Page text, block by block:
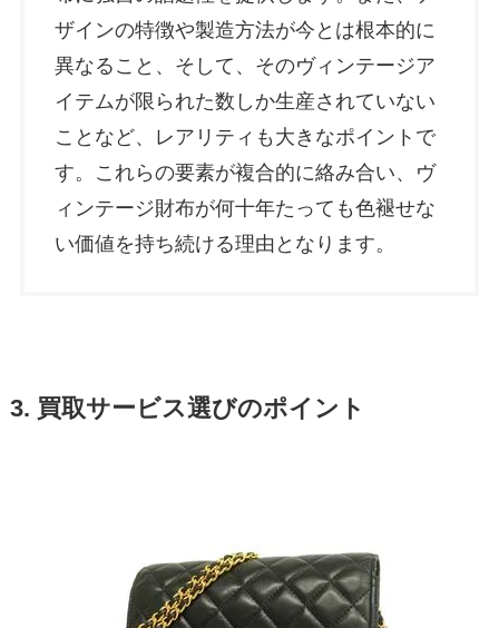
ザインの特徴や製造方法が今とは根本的に
異なること、そして、そのヴィンテージア
イテムが限られた数しか生産されていない
ことなど、レアリティも大きなポイントで
す。これらの要素が複合的に絡み合い、ヴ
ィンテージ財布が何十年たっても色褪せな
い価値を持ち続ける理由となります。
3. 買取サービス選びのポイント